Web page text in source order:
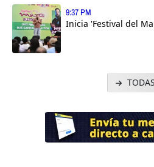
9:37 PM
Inicia 'Festival del